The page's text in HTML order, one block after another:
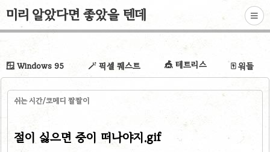
미리 알았다면 좋았을 텐데
🪟 Windows 95 🪄 픽셀 퀘스트 🎪 테트리스 🀄 워들
쉬는 시간/코메디 짤짤이
절이 싫으면 중이 떠나야지.gif